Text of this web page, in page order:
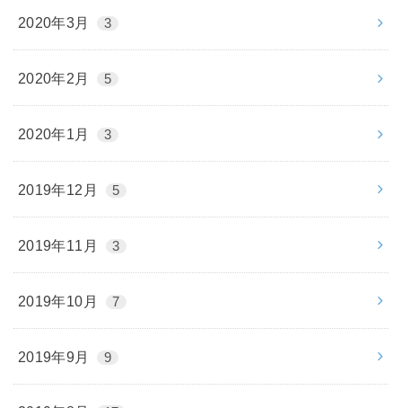
2020年3月 3
2020年2月 5
2020年1月 3
2019年12月 5
2019年11月 3
2019年10月 7
2019年9月 9